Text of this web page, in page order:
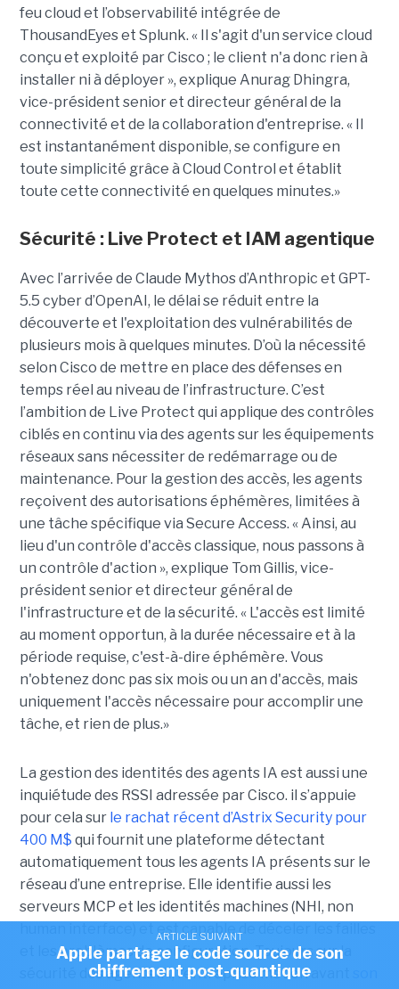
feu cloud et l’observabilité intégrée de
ThousandEyes et Splunk. « Il s'agit d'un service cloud
conçu et exploité par Cisco ; le client n'a donc rien à
installer ni à déployer », explique Anurag Dhingra,
vice-président senior et directeur général de la
connectivité et de la collaboration d'entreprise. « Il
est instantanément disponible, se configure en
toute simplicité grâce à Cloud Control et établit
toute cette connectivité en quelques minutes.»
Sécurité : Live Protect et IAM agentique
Avec l’arrivée de Claude Mythos d’Anthropic et GPT-
5.5 cyber d’OpenAI, le délai se réduit entre la
découverte et l'exploitation des vulnérabilités de
plusieurs mois à quelques minutes. D’où la nécessité
selon Cisco de mettre en place des défenses en
temps réel au niveau de l’infrastructure. C’est
l’ambition de Live Protect qui applique des contrôles
ciblés en continu via des agents sur les équipements
réseaux sans nécessiter de redémarrage ou de
maintenance. Pour la gestion des accès, les agents
reçoivent des autorisations éphémères, limitées à
une tâche spécifique via Secure Access. « Ainsi, au
lieu d'un contrôle d'accès classique, nous passons à
un contrôle d'action », explique Tom Gillis, vice-
président senior et directeur général de
l'infrastructure et de la sécurité. « L'accès est limité
au moment opportun, à la durée nécessaire et à la
période requise, c'est-à-dire éphémère. Vous
n'obtenez donc pas six mois ou un an d'accès, mais
uniquement l'accès nécessaire pour accomplir une
tâche, et rien de plus.»
La gestion des identités des agents IA est aussi une
inquiétude des RSSI adressée par Cisco. il s’appuie
pour cela sur le rachat récent d’Astrix Security pour
400 M$ qui fournit une plateforme détectant
automatiquement tous les agents IA présents sur le
réseau d’une entreprise. Elle identifie aussi les
serveurs MCP et les identités machines (NHI, non
human interface) et est capable de déceler les failles
et les problèmes de configuration. Toujours sur la
sécurité des agents IA, l'entreprise met en avant
ARTICLE SUIVANT
Apple partage le code source de son
chiffrement post-quantique